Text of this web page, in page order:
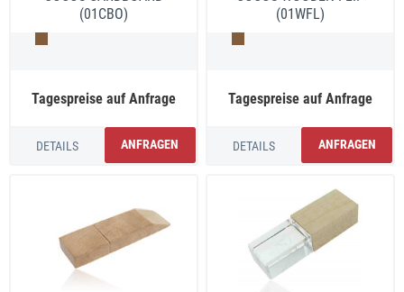
(01CBO)
Tagespreise auf Anfrage
DETAILS ANFRAGEN
(01WFL)
Tagespreise auf Anfrage
DETAILS ANFRAGEN